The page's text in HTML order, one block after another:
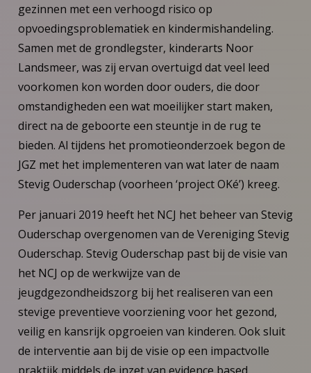
gezinnen met een verhoogd risico op
opvoedingsproblematiek en kindermishandeling.
Samen met de grondlegster, kinderarts Noor
Landsmeer, was zij ervan overtuigd dat veel leed
voorkomen kon worden door ouders, die door
omstandigheden een wat moeilijker start maken,
direct na de geboorte een steuntje in de rug te
bieden. Al tijdens het promotieonderzoek begon de
JGZ met het implementeren van wat later de naam
Stevig Ouderschap (voorheen ‘project OKé’) kreeg.
Per januari 2019 heeft het NCJ het beheer van Stevig
Ouderschap overgenomen van de Vereniging Stevig
Ouderschap. Stevig Ouderschap past bij de visie van
het NCJ op de werkwijze van de
jeugdgezondheidszorg bij het realiseren van een
stevige preventieve voorziening voor het gezond,
veilig en kansrijk opgroeien van kinderen. Ook sluit
de interventie aan bij de visie op een impactvolle